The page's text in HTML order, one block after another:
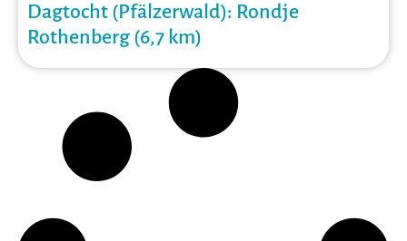
Dagtocht (Pfälzerwald): Rondje
Rothenberg (6,7 km)